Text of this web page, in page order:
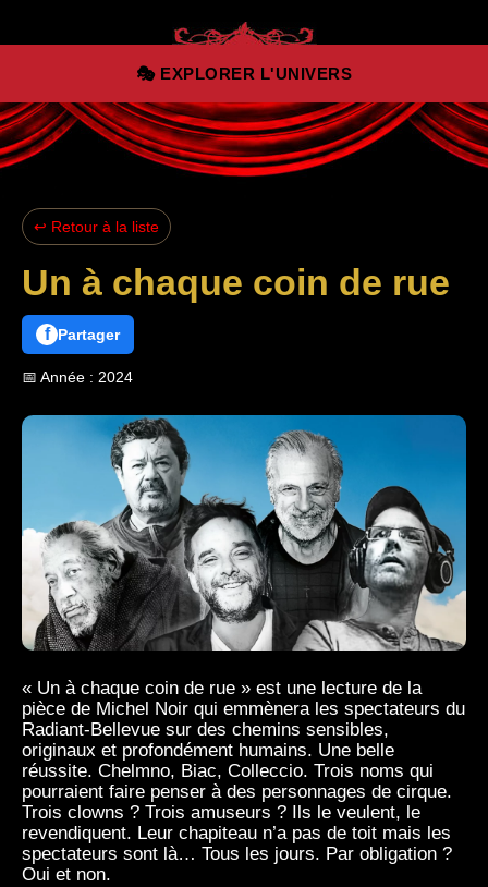
Aller au contenu principal
🎭 EXPLORER L'UNIVERS
↩ Retour à la liste
Un à chaque coin de rue
f Partager
📅 Année : 2024
« Un à chaque coin de rue » est une lecture de la
pièce de Michel Noir qui emmènera les spectateurs du
Radiant-Bellevue sur des chemins sensibles,
originaux et profondément humains. Une belle
réussite. Chelmno, Biac, Colleccio. Trois noms qui
pourraient faire penser à des personnages de cirque.
Trois clowns ? Trois amuseurs ? Ils le veulent, le
revendiquent. Leur chapiteau n’a pas de toit mais les
spectateurs sont là… Tous les jours. Par obligation ?
Oui et non.